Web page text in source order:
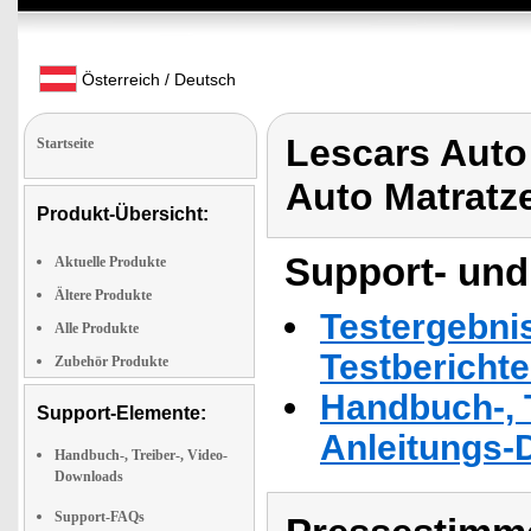
Österreich / Deutsch
Startseite
Produkt-Übersicht:
Aktuelle Produkte
Ältere Produkte
Alle Produkte
Zubehör Produkte
Support-Elemente:
Handbuch-, Treiber-, Video-
Downloads
Support-FAQs
Lescars
Auto
Support-
Handbuch-,
Anleitungs-